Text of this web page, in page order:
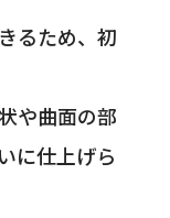
るため、初
や曲面の部
に仕上げら